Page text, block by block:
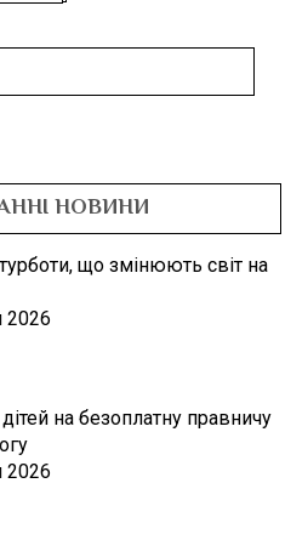
НОВИНИ
що змінюють світ на
2026
на безоплатну правничу
2026